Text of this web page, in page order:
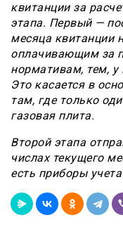
квитанции за
этапа. Первый —
месяца квитанции
оплачивающим за
нормативам, тем, у
Это касается в
там, где только
газовая плита.
Второй этапа
числах текущего
есть приборы